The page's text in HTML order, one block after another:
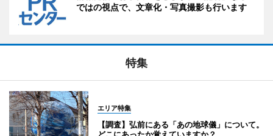
ではの視点で、文章化・写真撮影も行います
特集
エリア特集
【調査】弘前にある「あの地球儀」について。
どこにあったか覚えていますか？